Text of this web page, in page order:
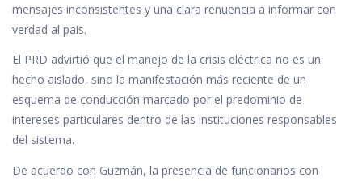
mensajes inconsistentes y una clara renuencia a informar con
verdad al país.
El PRD advirtió que el manejo de la crisis eléctrica no es un
hecho aislado, sino la manifestación más reciente de un
esquema de conducción marcado por el predominio de
intereses particulares dentro de las instituciones responsables
del sistema.
De acuerdo con Guzmán, la presencia de funcionarios con